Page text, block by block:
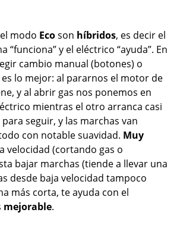
modo Ecoson híbridos, es decir el
“funciona” y el eléctrico “ayuda”. En
cambio manual (botones) o
lo mejor: al pararnos el motor de
y al abrir gas nos ponemos en
mientras el otro arranca casi
seguir, y las marchas van
con notable suavidad. Muy
velocidad (cortando gas o
bajar marchas (tiende a llevar una
desde baja velocidad tampoco
más corta, te ayuda con el
mejorable.